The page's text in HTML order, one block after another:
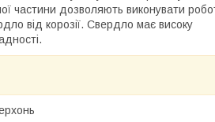
частини дозволяють виконувати
від корозії. Свердло має високу